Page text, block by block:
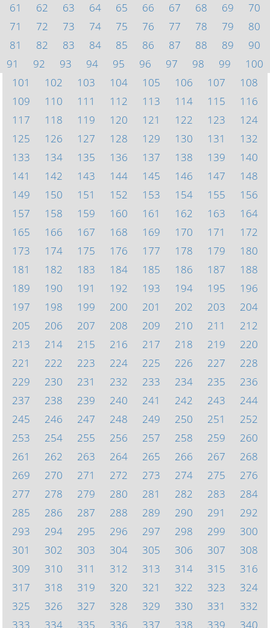
61
62 63 64 65 66 67 68 69
70
71
72 73 74 75 76 77 78 79
80
81
82 83 84 85 86 87 88 89
90
91
92 93 94 95 96 97 98 99
100
101
102 103 104 105 106 107
108
109
110 111 112 113 114 115
116
117
118 119 120 121 122 123
124
125
126 127 128 129 130 131
132
133
134 135 136 137 138 139
140
141
142 143 144 145 146 147
148
149
150 151 152 153 154 155
156
157
158 159 160 161 162 163
164
165
166 167 168 169 170 171
172
173
174 175 176 177 178 179
180
181
182 183 184 185 186 187
188
189
190 191 192 193 194 195
196
197
198 199 200 201 202 203
204
205
206 207 208 209 210 211
212
213
214 215 216 217 218 219
220
221
222 223 224 225 226 227
228
229
230 231 232 233 234 235
236
237
238 239 240 241 242 243
244
245
246 247 248 249 250 251
252
253
254 255 256 257 258 259
260
261
262 263 264 265 266 267
268
269
270 271 272 273 274 275
276
277
278 279 280 281 282 283
284
285
286 287 288 289 290 291
292
293
294 295 296 297 298 299
300
301
302 303 304 305 306 307
308
309
310 311 312 313 314 315
316
317
318 319 320 321 322 323
324
325
326 327 328 329 330 331
332
333
334 335 336 337 338 339 340